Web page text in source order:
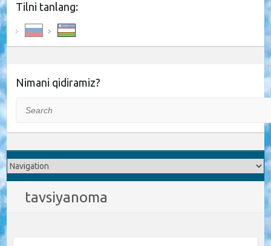
Tilni tanlang:
Nimani qidiramiz?
tavsiyanoma